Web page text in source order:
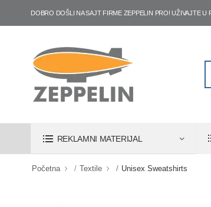
DOBRO DOŠLI NA SAJT FIRME ZEPPELIN PRO! UŽIVAJTE
REKLAMNI MATERIJAL
Početna Textile Unisex Sweatshirts